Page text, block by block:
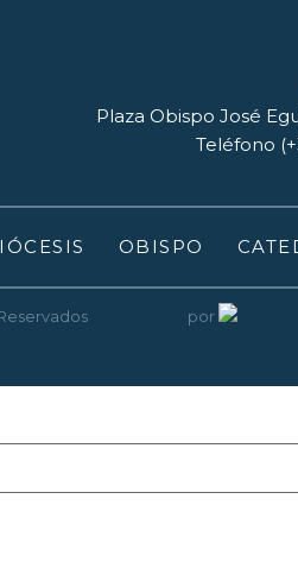
Plaza Obispo José
Teléfono
OBISPO
por